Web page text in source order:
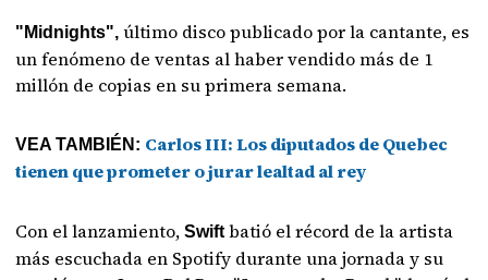
"Midnights", último disco publicado por la cantante, es
un fenómeno de ventas al haber vendido más de 1
millón de copias en su primera semana.
VEA TAMBIÉN: Carlos III: Los diputados de Quebec
tienen que prometer o jurar lealtad al rey
Con el lanzamiento, Swiftbatió el récord de la artista
más escuchada en Spotify durante una jornada y su